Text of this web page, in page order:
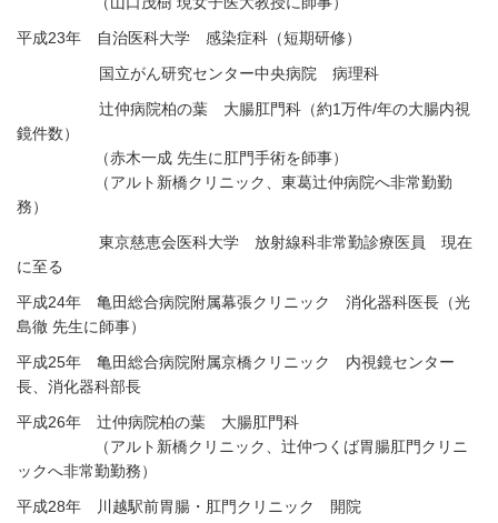
平成23年 自治医科大学 感染症科（短期研修）
国立がん研究センター中央病院 病理科
辻仲病院柏の葉 大腸肛門科（約1万件/年の大腸内視
鏡件数）
（赤木一成 先生に肛門手術を師事）
（アルト新橋クリニック、東葛辻仲病院へ非常勤勤
務）
東京慈恵会医科大学 放射線科非常勤診療医員 現在
に至る
平成24年 亀田総合病院附属幕張クリニック 消化器科医長（光
島徹 先生に師事）
平成25年 亀田総合病院附属京橋クリニック 内視鏡センター
長、消化器科部長
平成26年 辻仲病院柏の葉 大腸肛門科
（アルト新橋クリニック、辻仲つくば胃腸肛門クリニ
ックへ非常勤勤務）
平成28年 川越駅前胃腸・肛門クリニック 開院